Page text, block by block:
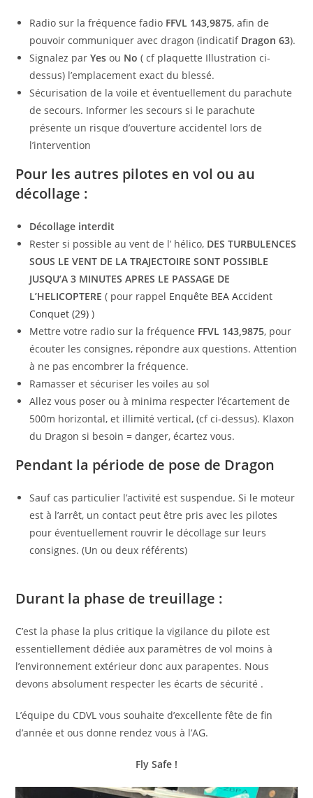
Radio sur la fréquence fadio FFVL 143,9875, afin de
pouvoir communiquer avec dragon (indicatif Dragon 63).
Signalez parYesou No( cf plaquette Illustration ci-
dessus) l’emplacement exact du blessé.
Sécurisation de la voile et éventuellement du parachute
de secours. Informer les secours si le parachute
présente un risque d’ouverture accidentel lors de
l’intervention
Pour les autres pilotes en vol ou au
décollage :
Décollage interdit
Rester si possible au vent de l’ hélico, DES TURBULENCES
SOUS LE VENT DE LA TRAJECTOIRE SONT POSSIBLE
JUSQU’A 3 MINUTES APRES LE PASSAGE DE
L’HELICOPTERE ( pour rappel Enquête BEA Accident
Conquet (29) )
Mettre votre radio sur la fréquence FFVL 143,9875, pour
écouter les consignes, répondre aux questions. Attention
à ne pas encombrer la fréquence.
Ramasser et sécuriser les voiles au sol
Allez vous poser ou à minima respecter l’écartement de
500m horizontal, et illimité vertical, (cf ci-dessus). Klaxon
du Dragon si besoin = danger, écartez vous.
Pendant la période de pose de Dragon
Sauf cas particulier l’activité est suspendue. Si le moteur
est à l’arrêt, un contact peut être pris avec les pilotes
pour éventuellement rouvrir le décollage sur leurs
consignes. (Un ou deux référents)
Durant la phase de treuillage :
C’est la phase la plus critique la vigilance du pilote est
essentiellement dédiée aux paramètres de vol moins à
l’environnement extérieur donc aux parapentes. Nous
devons absolument respecter les écarts de sécurité .
L’équipe du CDVL vous souhaite d’excellente fête de fin
d’année et ous donne rendez vous à l’AG.
Fly Safe !